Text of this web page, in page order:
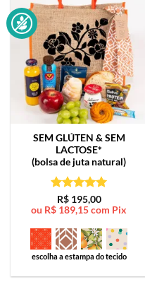
SEM GLÚTEN & SEM
LACTOSE*
(bolsa de juta natural)
Avaliação5
de 5
R$195,00
ou R$ 189,15com Pix
escolha a estampa do tecido